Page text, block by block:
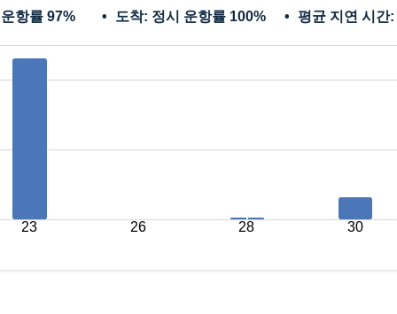
항률 97% 도착: 정시 운항률 100% 평균 지연 시간:
23 26 28 30